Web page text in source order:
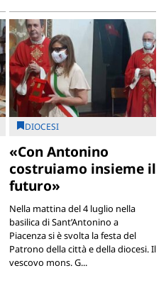
DIOCESI
«Con Antonino
costruiamo insieme il
futuro»
Nella mattina del 4 luglio nella
basilica di Sant’Antonino a
Piacenza si è svolta la festa del
Patrono della città e della diocesi. Il
vescovo mons. G...